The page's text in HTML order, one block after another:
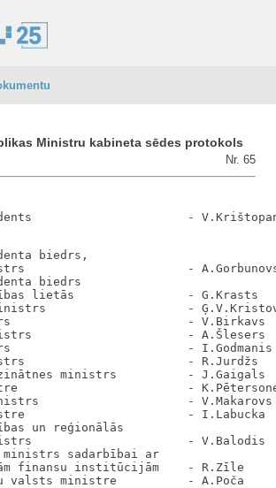
Ministru kabineta sēdes protokols
Nr. 65
biedrs,
-
biedrs
lietās                - G.Krasts
ministrs                    -
- V.Birkavs
- A.Šlesers
- I.Godmanis
- R.Jurdžs
ministrs          - J.Gaigals
-
- V.Makarovs
- I.Labucka
un reģionālās
- V.Balodis
ministrs sadarbībai ar
finansu institūcijām    - R.Zīle
valsts ministre          - A.Poča